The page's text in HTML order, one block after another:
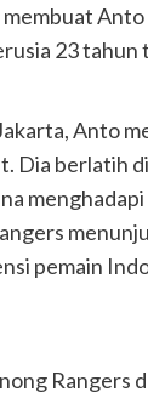
23
Anto
Dia berlatih
pemain
Rangers